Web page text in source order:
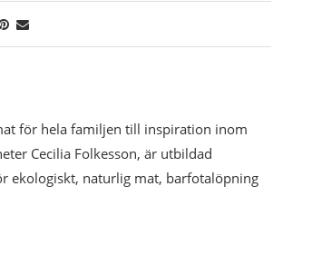
för hela familjen till inspiration inom
Cecilia Folkesson, är utbildad
ekologiskt, naturlig mat, barfotalöpning